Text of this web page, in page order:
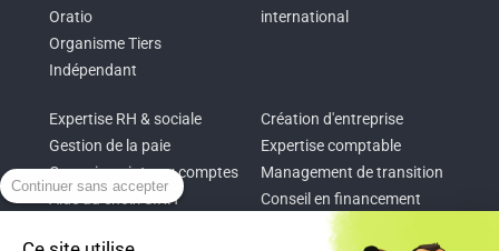
Continuer sans accepter
Oratio
Organisme Tiers
Indépendant
international
Expertise RH & sociale
Gestion de la paie
Commissariat aux comptes
Aide au choix SIRH
Création d'entreprise
Expertise comptable
Management de transition
Conseil en financement
Pilotage d’entreprise